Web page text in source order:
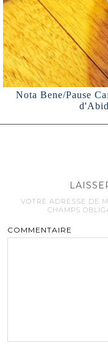
Nota Bene/Pause
VOTRE ADRESSE DE
CHAMPS
COMMENTAIRE